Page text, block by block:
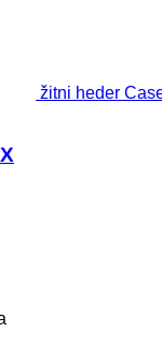
žitni heder